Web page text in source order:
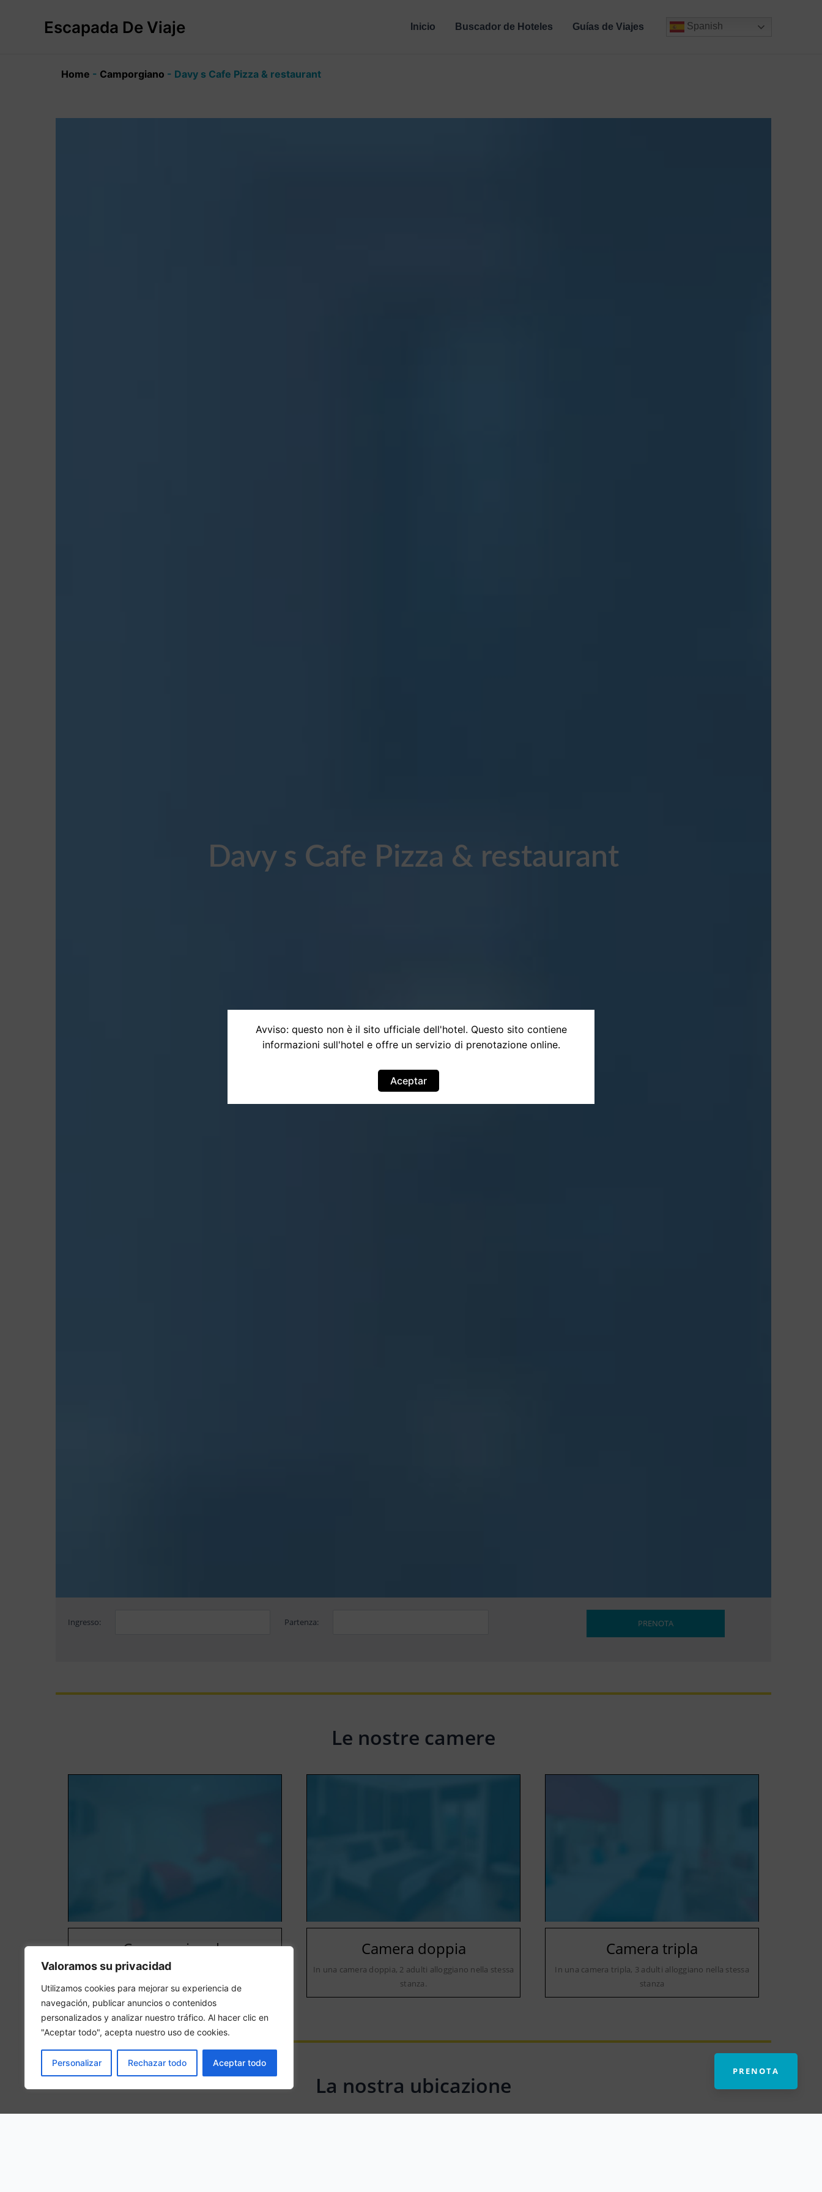
Valoramos su privacidad
Utilizamos cookies para mejorar su experiencia de
navegación, publicar anuncios o contenidos
personalizados y analizar nuestro tráfico. Al hacer clic en
"Aceptar todo", acepta nuestro uso de cookies.
Personalizar Rechazar todo Aceptar todo
Escapada De Viaje Inicio Buscador de Hoteles Guías de Viajes Spanish
Home - Camporgiano - Davy s Cafe Pizza & restaurant
Davy s Cafe Pizza & restaurant
Ingresso: Partenza: PRENOTA
Le nostre camere
Camera singola
In una camera singola, 1 persona adulta sarà ospitata
nella camera
Camera doppia
In una camera doppia, 2 adulti alloggiano nella stessa
stanza.
Camera tripla
In una camera tripla, 3 adulti alloggiano nella stessa
stanza
La nostra ubicazione
Via Giuseppe Garibaldi, 55031 Camporgiano LU, Italy
PRENOTA
Avviso: questo non è il sito ufficiale dell'hotel. Questo sito contiene
informazioni sull'hotel e offre un servizio di prenotazione online.
Aceptar